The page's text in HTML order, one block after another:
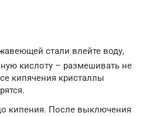
стали влейте воду,
кислоту – размешивать не
кипячения кристаллы
кипения. После выключения